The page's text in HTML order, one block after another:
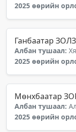
2025 өөрийн
Ганбаатар
Албан тушаал:
2025 өөрийн
Мөнхбаатар
Албан тушаал:
2025 өөрийн